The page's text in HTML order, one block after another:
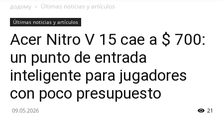
додому Últimas noticias y artículos
Últimas noticias y artículos
Acer Nitro V 15 cae a $ 700:
un punto de entrada
inteligente para jugadores
con poco presupuesto
09.05.2026 21